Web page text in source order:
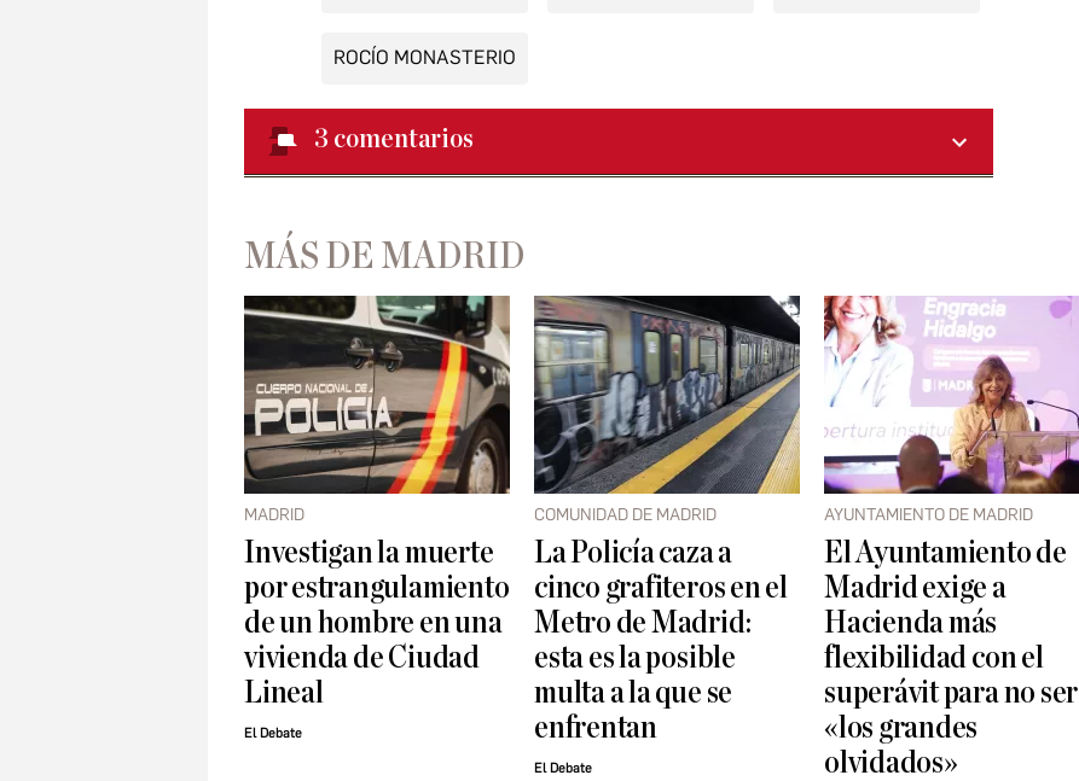
ROCÍO MONASTERIO
3 comentarios
MÁS DE MADRID
MADRID
Investigan la muerte
por estrangulamiento
de un hombre en una
vivienda de Ciudad
Lineal
El Debate
COMUNIDAD DE MADRID
La Policía caza a
cinco grafiteros en el
Metro de Madrid:
esta es la posible
multa a la que se
enfrentan
El Debate
AYUNTAMIENTO DE MADRID
El Ayuntamiento de
Madrid exige a
Hacienda más
flexibilidad con el
superávit para no ser
«los grandes
olvidados»